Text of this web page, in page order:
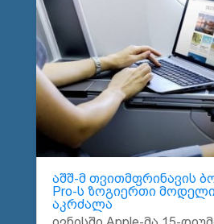
აშშ-მ თვითმფრინავის
Pro-ს ზოგიერთი
აკრძალა